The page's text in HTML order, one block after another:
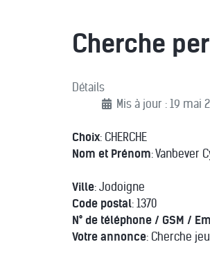
Cherche
Détails
Mis à jour : 19 mai
Choix: CHERCHE
Nom et Prénom: Vanbever
Ville: Jodoigne
Code postal: 1370
N° de téléphone / GSM /
Votre annonce: Cherche